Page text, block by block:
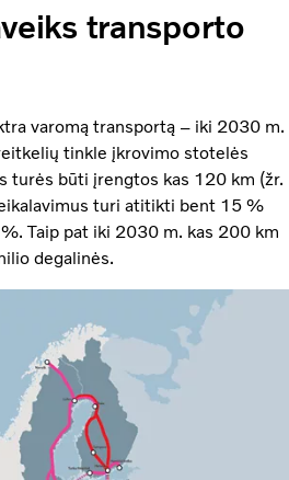
transporto
varomą transportą – iki 2030 m.
tinkle įkrovimo stotelės
turės būti įrengtos kas 120 km (žr.
turi atitikti bent 15 %
Taip pat iki 2030 m. kas 200 km
degalinės.